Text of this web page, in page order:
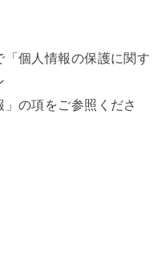
個人情報の保護に関す
」の項をご参照くださ